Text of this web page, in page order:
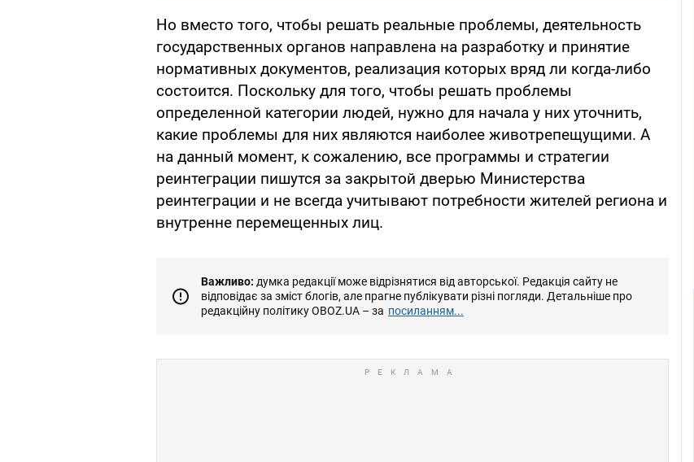
Но вместо того, чтобы решать реальные проблемы, деятельность
государственных органов направлена на разработку и принятие
нормативных документов, реализация которых вряд ли когда-либо
состоится. Поскольку для того, чтобы решать проблемы
определенной категории людей, нужно для начала у них уточнить,
какие проблемы для них являются наиболее животрепещущими. А
на данный момент, к сожалению, все программы и стратегии
реинтеграции пишутся за закрытой дверью Министерства
реинтеграции и не всегда учитывают потребности жителей региона и
внутренне перемещенных лиц.
Важливо: думка редакції може відрізнятися від авторської. Редакція сайту не
відповідає за зміст блогів, але прагне публікувати різні погляди. Детальніше про
редакційну політику OBOZ.UA – за посиланням...